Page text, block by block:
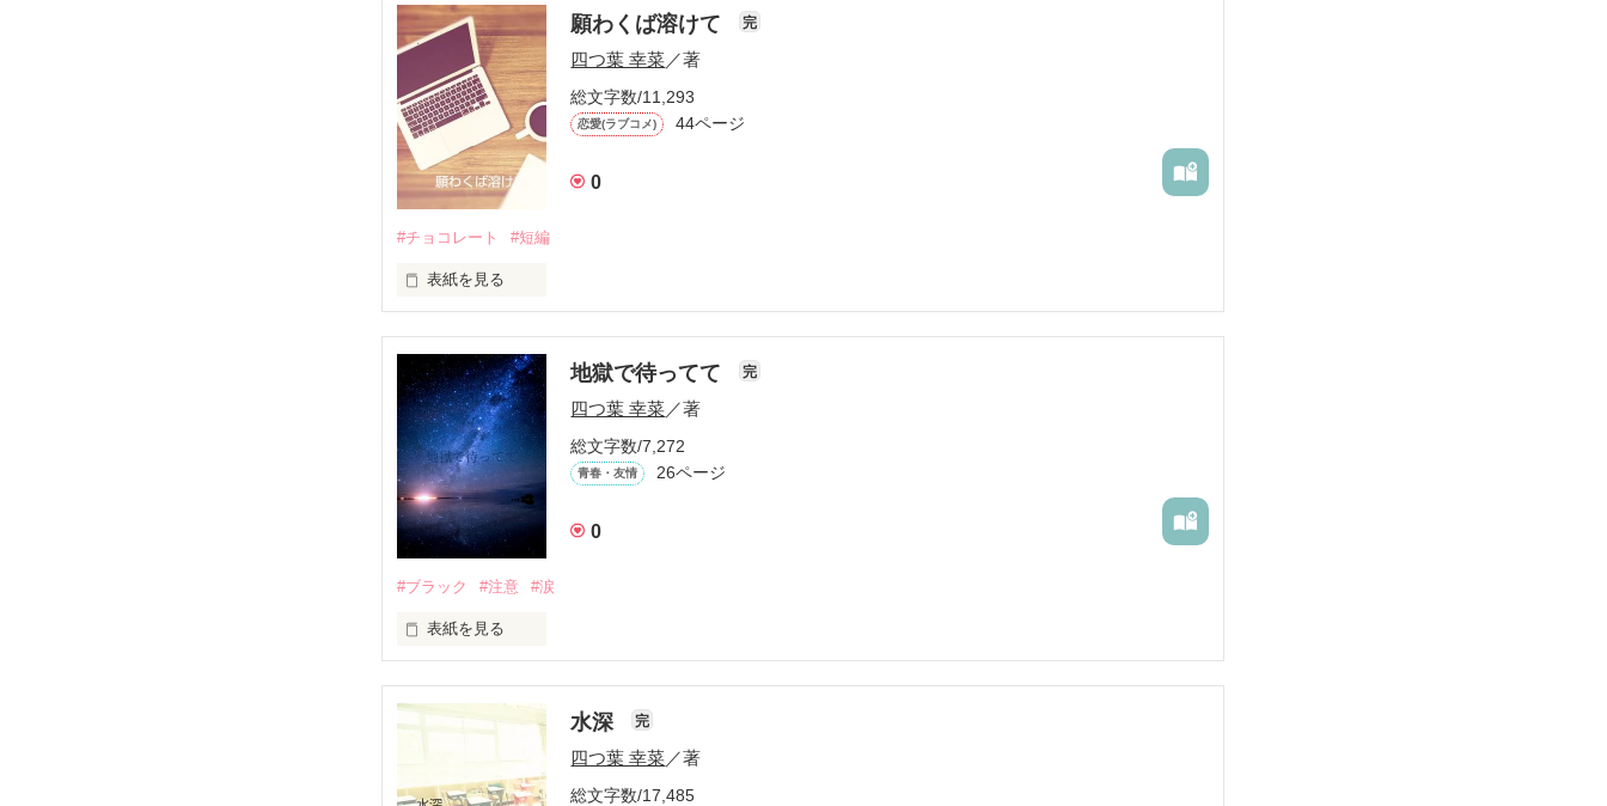
コーヒーやお茶のお供にどうぞ。
オススメ
コーヒーには『香り』や『15cmの差』を
紅茶には『軽くて重い』『あなたの色は私色を
願わくば溶けて 完
四つ葉 幸菜／著
総文字数/11,293
恋愛(ラブコメ) 44ページ
0
#チョコレート #短編
表紙を見る
願わくば
地獄で待ってて 完
四つ葉 幸菜／著
総文字数/7,272
青春・友情 26ページ
0
#ブラック #注意 #涙
表紙を見る
水深 完
四つ葉 幸菜／著
総文字数/17,485